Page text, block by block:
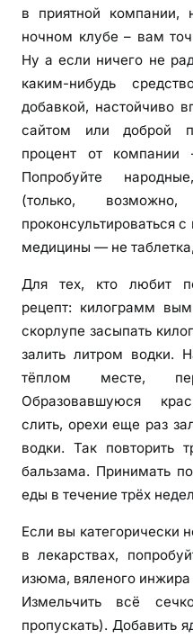
в приятной компании,
ночном клубе – вам
Ну а если ничего не
каким-нибудь
добавкой, настойчиво
сайтом или доброй
процент от компании
Попробуйте
(только,
проконсультироваться
медицины — не
Для тех, кто любит
рецепт: килограмм
скорлупе засыпать
залить литром водки.
тёплом месте,
Образовавшуюся
слить, орехи еще раз
водки. Так повторить
бальзама. Принимать
еды в течение трёх
Если вы категорически
в лекарствах,
изюма, вяленого инжира
Измельчить всё
пропускать). Добавить